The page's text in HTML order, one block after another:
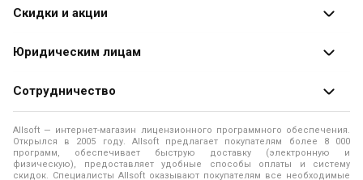
Оплата заказов
Доставка заказа
Помощь
Правила продажи
Политика использования файлов Cookie
Скидки и акции
Специальные
Юридическим лицам
Продажа программ юридическим лицам
О лицензировании программного обеспечения
Программы для компьютера
Контакты
Сотрудничество
О магазине
Адреса и телефоны
Allsoft — интернет-магазин лицензионного программного обеспечения.
Открылся в 2005 году. Allsoft предлагает покупателям более 8 000
программ, обеспечивает быструю доставку (электронную и
физическую), предоставляет удобные способы оплаты и систему
скидок. Специалисты Allsoft оказывают покупателям все необходимые